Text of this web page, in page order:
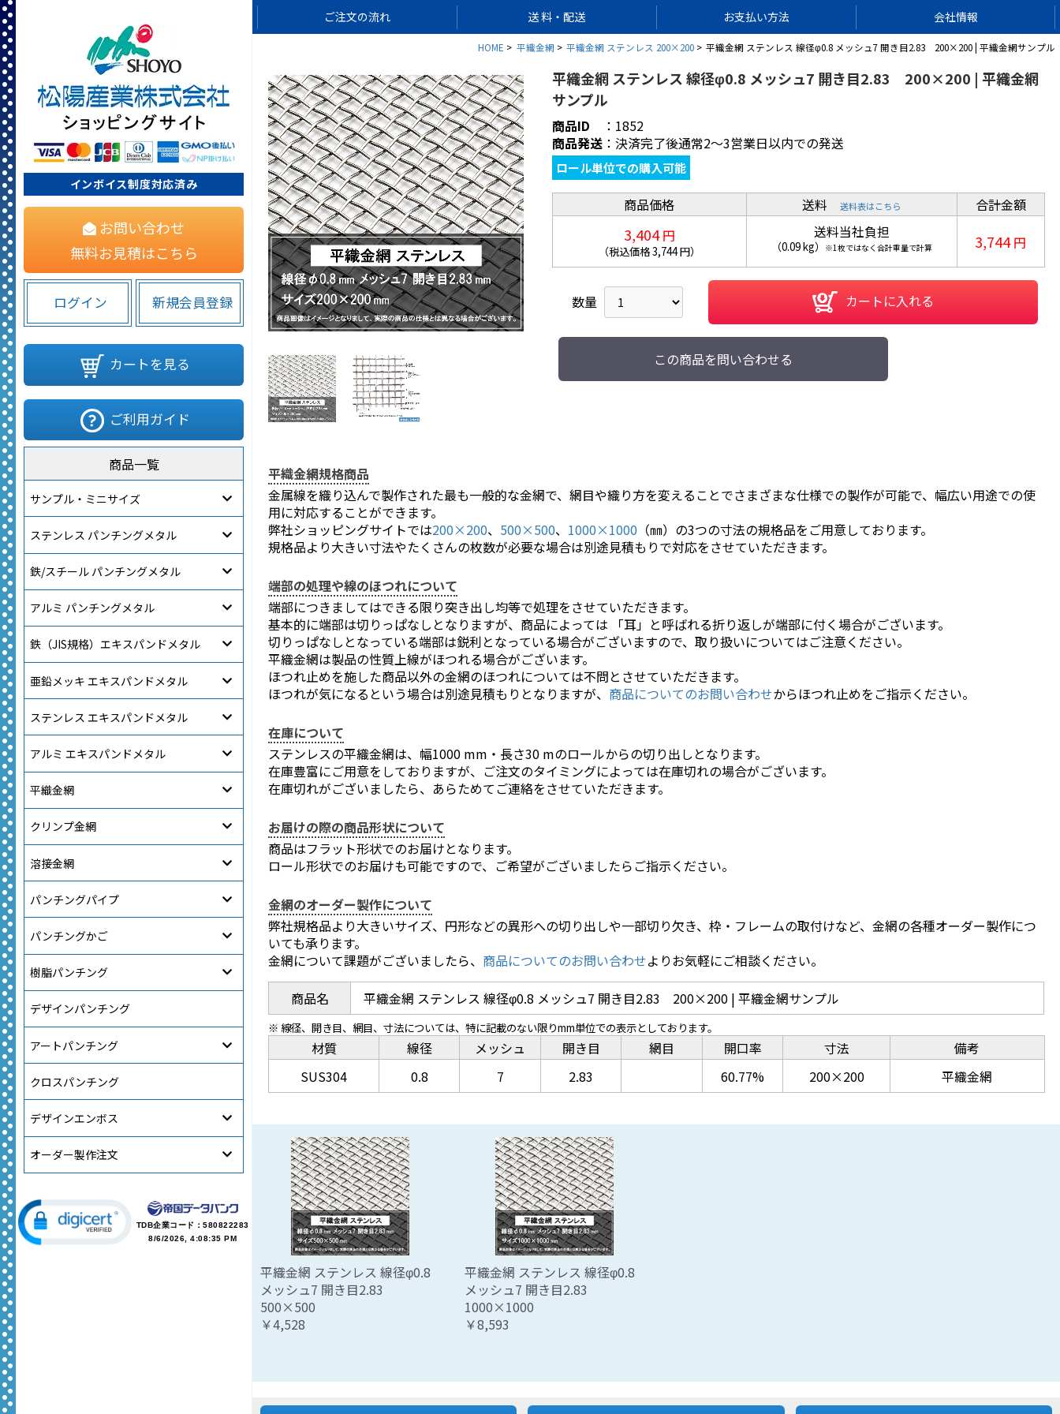
インボイス制度対応済み
お問い合わせ
無料お見積はこちら
ログイン 新規会員登録
カートを見る
ご利用ガイド
商品一覧
サンプル・ミニサイズ
ステンレス パンチングメタル
鉄/スチール パンチングメタル
アルミ パンチングメタル
鉄（JIS規格）エキスパンドメタル
亜鉛メッキ エキスパンドメタル
ステンレス エキスパンドメタル
アルミ エキスパンドメタル
平織金網
クリンプ金網
溶接金網
パンチングパイプ
パンチングかご
樹脂パンチング
デザインパンチング
アートパンチング
クロスパンチング
デザインエンボス
オーダー製作注文
TDB企業コード：580822283
8/6/2026, 4:08:35 PM
ご注文の流れ 送 料・配送 お支払い方法 会社情報
HOME 平織金網 平織金網 ステンレス 200×200 平織金網 ステンレス 線径φ0.8 メッシュ7 開き目2.83 200×200 | 平織金網サンプル
平織金網 ステンレス 線径φ0.8 メッシュ7 開き目2.83 200×200 | 平織金網
サンプル
商品ID ： 1852
商品発送 ：決済完了後通常2～3営業日以内での発送
ロール単位での購入可能
商品価格
3,404 円
（税込価格3,744円）
送料送料表はこちら
送料当社負担
（0.09kg） ※1枚ではなく合計重量で計算
合計金額
3,744円
数量 カートに入れる
この商品を問い合わせる
平織金網規格商品
金属線を織り込んで製作された最も一般的な金網で、網目や織り方を変えることでさまざまな仕様での製作が可能で、幅広い用途での使
用に対応することができます。
弊社ショッピングサイトでは200×200、 500×500、 1000×1000 （㎜）の3つの寸法の規格品をご用意しております。
規格品より大きい寸法やたくさんの枚数が必要な場合は別途見積もりで対応をさせていただきます。
端部の処理や線のほつれについて
端部につきましてはできる限り突き出し均等で処理をさせていただきます。
基本的に端部は切りっぱなしとなりますが、商品によっては 「耳」と呼ばれる折り返しが端部に付く場合がございます。
切りっぱなしとなっている端部は鋭利となっている場合がございますので、取り扱いについてはご注意ください。
平織金網は製品の性質上線がほつれる場合がございます。
ほつれ止めを施した商品以外の金網のほつれについては不問とさせていただきます。
ほつれが気になるという場合は別途見積もりとなりますが、 商品についてのお問い合わせからほつれ止めをご指示ください。
在庫について
ステンレスの平織金網は、幅1000 mm・長さ30 mのロールからの切り出しとなります。
在庫豊富にご用意をしておりますが、ご注文のタイミングによっては在庫切れの場合がございます。
在庫切れがございましたら、あらためてご連絡をさせていただきます。
お届けの際の商品形状について
商品はフラット形状でのお届けとなります。
ロール形状でのお届けも可能ですので、ご希望がございましたらご指示ください。
金網のオーダー製作について
弊社規格品より大きいサイズ、円形などの異形への切り出しや一部切り欠き、枠・フレームの取付けなど、金網の各種オーダー製作につ
いても承ります。
金網について課題がございましたら、 商品についてのお問い合わせよりお気軽にご相談ください。
商品名
平織金網 ステンレス 線径φ0.8 メッシュ7 開き目2.83 200×200 | 平織金網サンプル
※ 線径、開き目、網目、寸法については、特に記載のない限りmm単位での表示としております。
材質
SUS304
線径
0.8
メッシュ
7
開き目
2.83
網目
開口率
60.77%
寸法
200×200
備考
平織金網
平織金網 ステンレス 線径φ0.8
メッシュ7 開き目2.83
500×500
￥4,528
平織金網 ステンレス 線径φ0.8
メッシュ7 開き目2.83
1000×1000
￥8,593